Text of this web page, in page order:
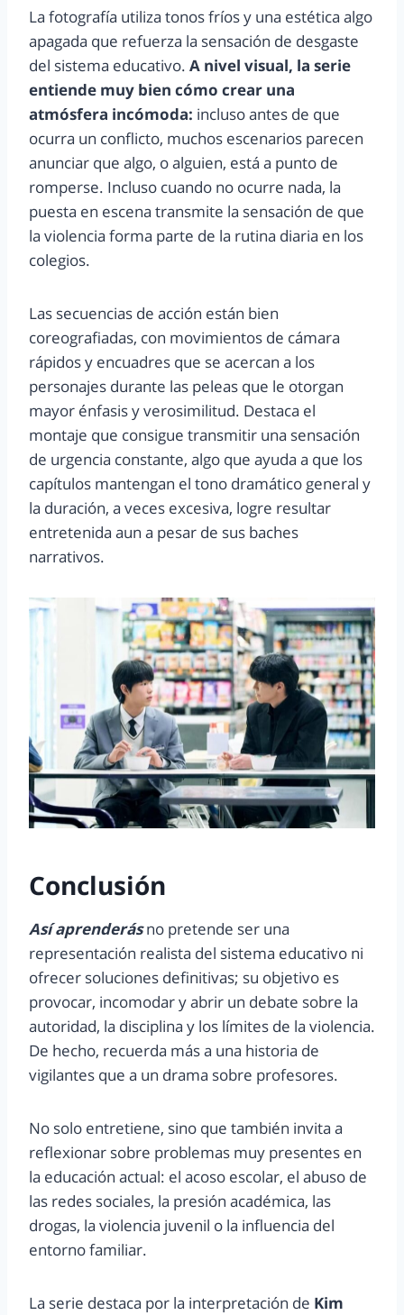
La fotografía utiliza tonos fríos y una estética algo
apagada que refuerza la sensación de desgaste
del sistema educativo. A nivel visual, la serie
entiende muy bien cómo crear una
atmósfera incómoda: incluso antes de que
ocurra un conflicto, muchos escenarios parecen
anunciar que algo, o alguien, está a punto de
romperse. Incluso cuando no ocurre nada, la
puesta en escena transmite la sensación de que
la violencia forma parte de la rutina diaria en los
colegios.
Las secuencias de acción están bien
coreografiadas, con movimientos de cámara
rápidos y encuadres que se acercan a los
personajes durante las peleas que le otorgan
mayor énfasis y verosimilitud. Destaca el
montaje que consigue transmitir una sensación
de urgencia constante, algo que ayuda a que los
capítulos mantengan el tono dramático general y
la duración, a veces excesiva, logre resultar
entretenida aun a pesar de sus baches
narrativos.
Conclusión
Así aprenderás no pretende ser una
representación realista del sistema educativo ni
ofrecer soluciones definitivas; su objetivo es
provocar, incomodar y abrir un debate sobre la
autoridad, la disciplina y los límites de la violencia.
De hecho, recuerda más a una historia de
vigilantes que a un drama sobre profesores.
No solo entretiene, sino que también invita a
reflexionar sobre problemas muy presentes en
la educación actual: el acoso escolar, el abuso de
las redes sociales, la presión académica, las
drogas, la violencia juvenil o la influencia del
entorno familiar.
La serie destaca por la interpretación de Kim